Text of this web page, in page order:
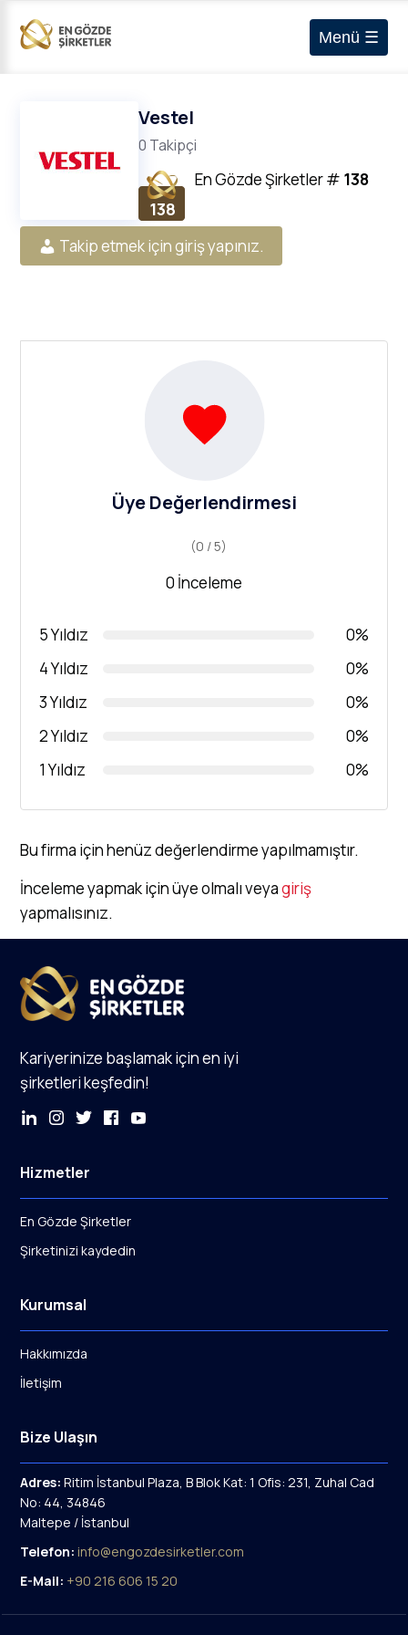
Menü ☰
Vestel
0 Takipçi
138
En Gözde Şirketler# 138
Takip etmek için giriş yapınız.
Üye Değerlendirmesi
(0 / 5)
0 İnceleme
5 Yıldız
0%
4 Yıldız
0%
3 Yıldız
0%
2 Yıldız
0%
1 Yıldız
0%
Bu firma için henüz değerlendirme yapılmamıştır.
İnceleme yapmak için üye olmalı veyagiriş
yapmalısınız.
Kariyerinize başlamak için en iyi
şirketleri keşfedin!
Hizmetler
En Gözde Şirketler
Şirketinizi kaydedin
Kurumsal
Hakkımızda
İletişim
Bize Ulaşın
Adres: Ritim İstanbul Plaza, B Blok Kat: 1 Ofis: 231, Zuhal Cad
No: 44, 34846
Maltepe / İstanbul
Telefon: info@engozdesirketler.com
E-Mail: +90 216 606 15 20